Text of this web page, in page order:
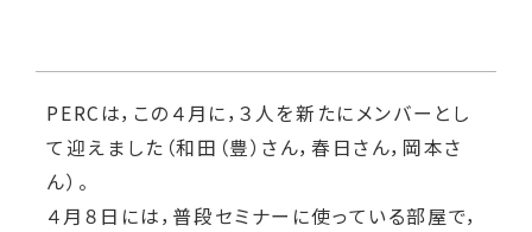
PERCは，この４月に，３人を新たにメンバーとし
て迎えました（和田（豊）さん，春日さん，岡本さ
ん）。
４月８日には，普段セミナーに使っている部屋で，